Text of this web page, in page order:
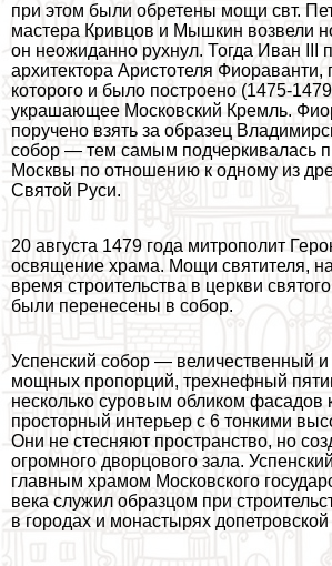
при этом были обретены мощи свт.
мастера Кривцов и Мышкин возвели
он неожиданно рухнул. Тогда Иван III
архитектора Аристотеля Фиораванти,
которого и было построено (1475-
украшающее Московский Кремль.
поручено взять за образец
собор — тем самым подчеркивалась
Москвы по отношению к одному из
Святой Руси.
20 августа 1479 года митрополит
освящение храма. Мощи святителя,
время строительства в церкви
были перенесены в собор.
Успенский собор — величественный
мощных пропорций, трехнефный
несколько суровым обликом фасадов
просторный интерьер с 6 тонкими
Они не стесняют прострaнcтво, но
огромного дворцового зала.
главным храмом Московского
века служил образцом при
в городах и монастырях